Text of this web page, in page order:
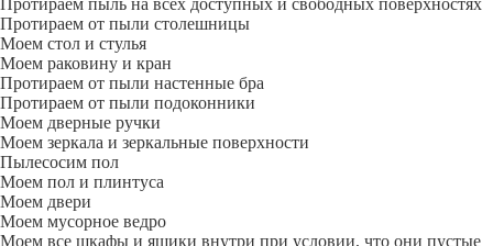
Протираем пыль на всех доступных и свободных поверхностях
Протираем от пыли столешницы
Моем стол и стулья
Моем раковину и кран
Протираем от пыли настенные бра
Протираем от пыли подоконники
Моем дверные ручки
Моем зеркала и зеркальные поверхности
Пылесосим пол
Моем пол и плинтуса
Моем двери
Моем мусорное ведро
Моем все шкафы и ящики внутри при условии, что они пустые